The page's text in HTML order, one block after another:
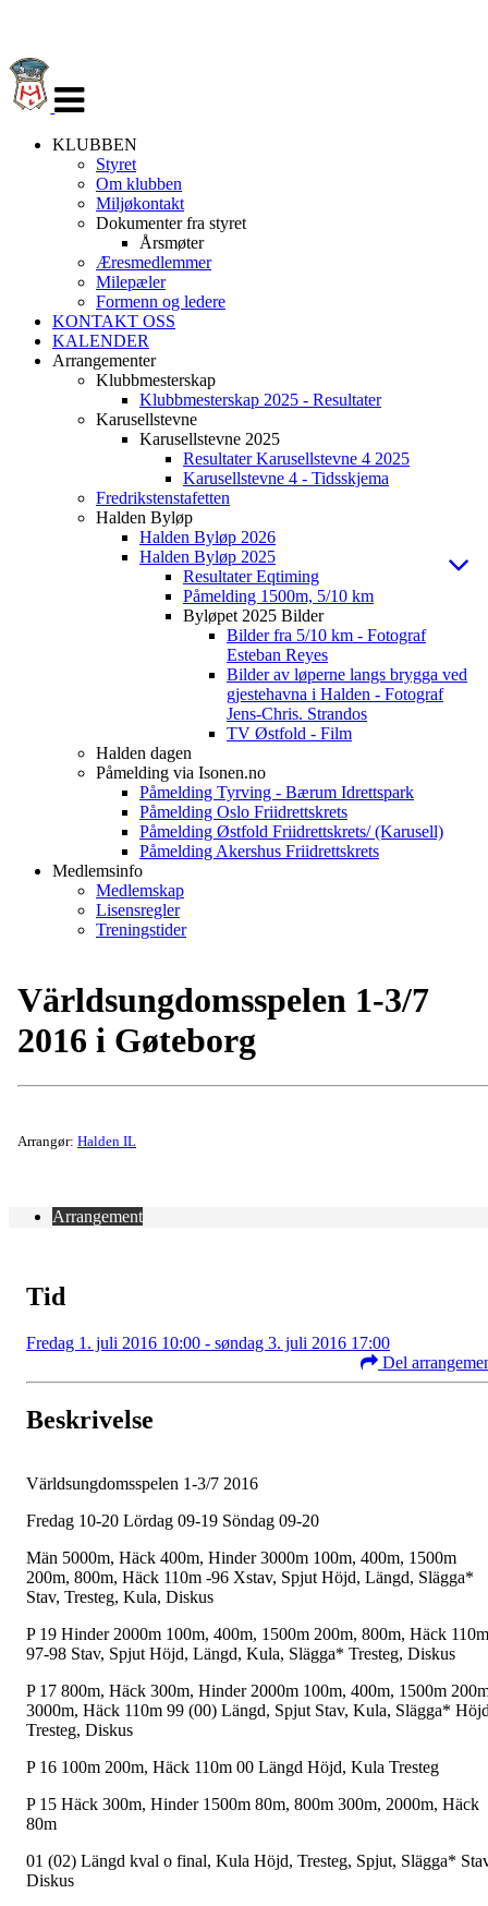
navigasjon
KLUBBEN
Styret
Om klubben
Miljøkontakt
Dokumenter fra styret
Årsmøter
Æresmedlemmer
Milepæler
Formenn og ledere
KONTAKT OSS
KALENDER
Arrangementer
Klubbmesterskap
Klubbmesterskap 2025 - Resultater
Karusellstevne
Karusellstevne 2025
Resultater Karusellstevne 4 2025
Karusellstevne 4 - Tidsskjema
Fredrikstenstafetten
Halden Byløp
Halden Byløp 2026
Halden Byløp 2025
Resultater Eqtiming
Påmelding 1500m, 5/10 km
Byløpet 2025 Bilder
Bilder fra 5/10 km - Fotograf
Esteban Reyes
Bilder av løperne langs brygga ved
gjestehavna i Halden - Fotograf
Jens-Chris. Strandos
TV Østfold - Film
Halden dagen
Påmelding via Isonen.no
Påmelding Tyrving - Bærum Idrettspark
Påmelding Oslo Friidrettskrets
Påmelding Østfold Friidrettskrets/ (Karusell)
Påmelding Akershus Friidrettskrets
Medlemsinfo
Medlemskap
Lisensregler
Treningstider
​Världsungdomsspelen 1-3/7
2016 i Gøteborg
Arrangør: Halden IL
Arrangement
Tid
Fredag 1. juli 2016 10:00 - søndag 3. juli 2016 17:00
Del
Beskrivelse
Världsungdomsspelen 1-3/7 2016
Fredag 10-20 Lördag 09-19 Söndag 09-20
Män 5000m, Häck 400m, Hinder 3000m 100m, 400m, 1500m
200m, 800m, Häck 110m -96 Xstav, Spjut Höjd, Längd, Slägga*
Stav, Tresteg, Kula, Diskus
P 19 Hinder 2000m 100m, 400m, 1500m 200m, 800m, Häck 110m
97-98 Stav, Spjut Höjd, Längd, Kula, Slägga* Tresteg, Diskus
P 17 800m, Häck 300m, Hinder 2000m 100m, 400m, 1500m
3000m, Häck 110m 99 (00) Längd, Spjut Stav, Kula, Slägga*
Tresteg, Diskus
P 16 100m 200m, Häck 110m 00 Längd Höjd, Kula Tresteg
P 15 Häck 300m, Hinder 1500m 80m, 800m 300m, 2000m, Häck
80m
01 (02) Längd kval o final, Kula Höjd, Tresteg, Spjut, Slägga*
Diskus